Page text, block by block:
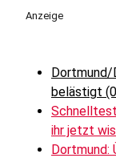
Anzeige
Dortmund/
belästigt
ihr jetzt
Dortmund: